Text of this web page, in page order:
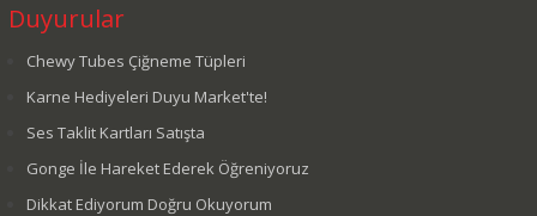
Duyurular
Chewy Tubes Çiğneme Tüpleri
Karne Hediyeleri Duyu Market'te!
Ses Taklit Kartları Satışta
Gonge İle Hareket Ederek Öğreniyoruz
Dikkat Ediyorum Doğru Okuyorum